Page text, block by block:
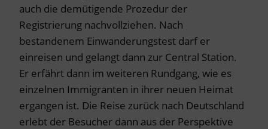
auch die demütigende Prozedur der
Registrierung nachvollziehen. Nach
bestandenem Einwanderungstest darf er
einreisen und gelangt dann zur Central Station.
Er erfährt dann im weiteren Rundgang, wie es
einzelnen Immigranten in ihrer neuen Heimat
ergangen ist. Die Reise zurück nach Deutschland
erlebt der Besucher dann aus der Perspektive